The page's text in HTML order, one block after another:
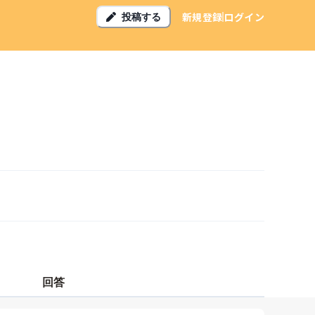
投稿する 新規登録ログイン
回答